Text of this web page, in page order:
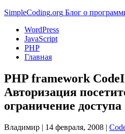
SimpleCoding.org Блог о
WordPress
JavaScript
PHP
Главная
PHP framework
Авторизация
ограничение доступа
Владимир | 14 февраля, 2008 |